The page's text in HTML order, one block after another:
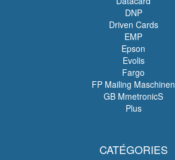
DNP
Driven Cards
EMP
Epson
Evolis
Fargo
FP Mailing Maschinen
GB MmetronicS
Plus
CATÉGORIES